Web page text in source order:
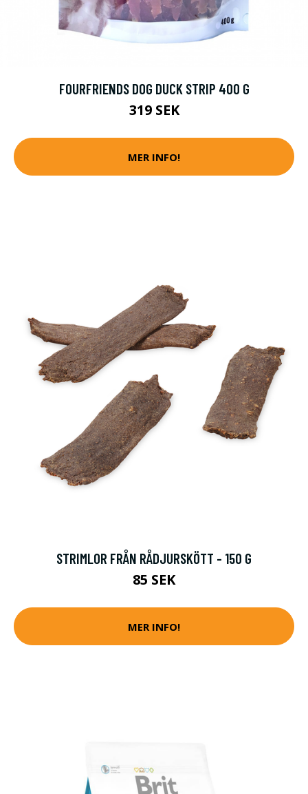
FOURFRIENDS DOG DUCK STRIP 400 G
319 SEK
MER INFO!
STRIMLOR FRÅN RÅDJURSKÖTT - 150 G
85 SEK
MER INFO!